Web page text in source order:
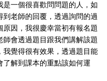
一個很喜歡問問題的人，如
老師的回覆，透過詢問的過
因，我很慶幸當初有報名題
會透過題目跟我們講解該題
我覺得很有效果，透過題目能
解到課本的重點該如何運